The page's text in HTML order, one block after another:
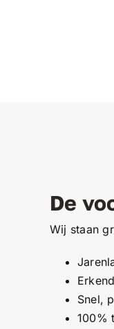
De
Wij staan
Snel,
100%